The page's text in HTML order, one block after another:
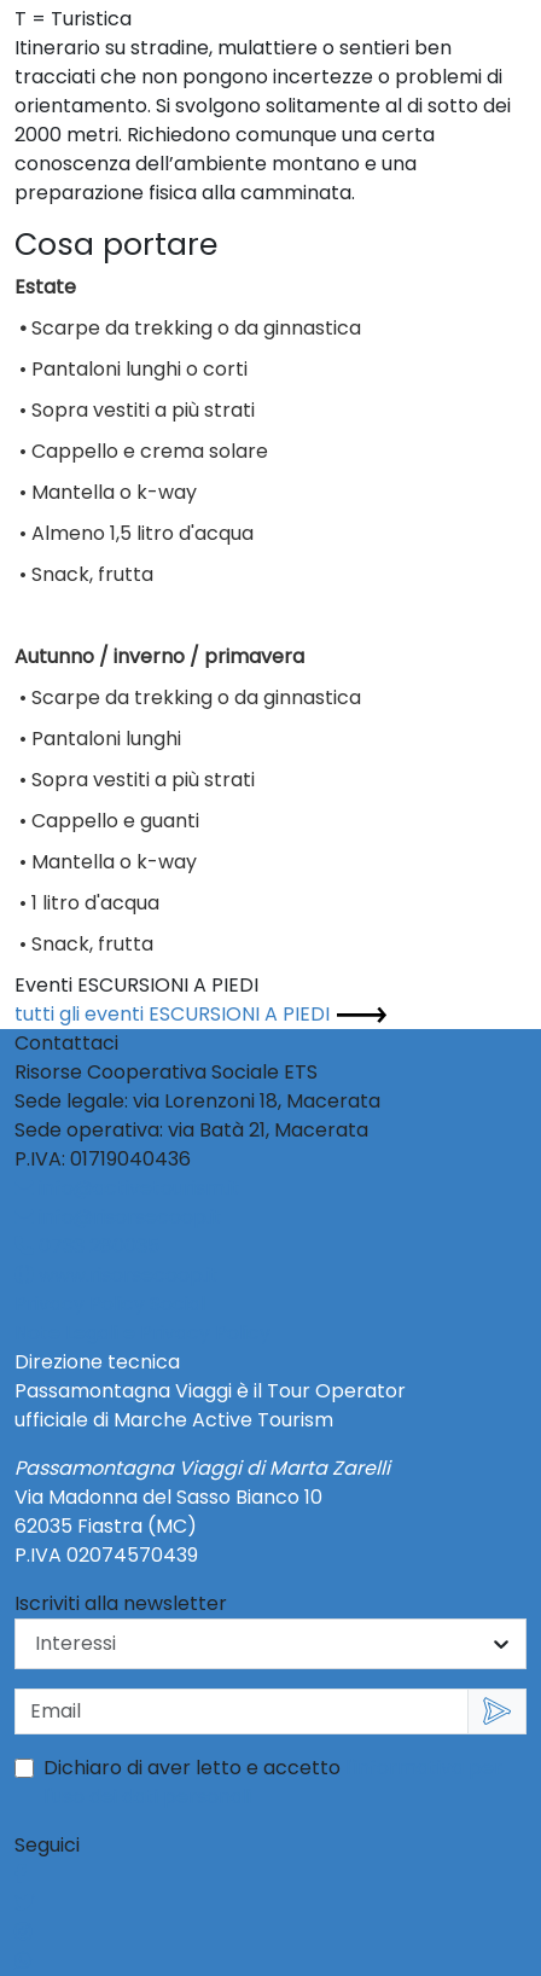
T = Turistica
Itinerario su stradine, mulattiere o sentieri ben
tracciati che non pongono incertezze o problemi di
orientamento. Si svolgono solitamente al di sotto dei
2000 metri. Richiedono comunque una certa
conoscenza dell’ambiente montano e una
preparazione fisica alla camminata.
Cosa portare
Estate
•Scarpe da trekking o da ginnastica
• Pantaloni lunghi o corti
• Sopra vestiti a più strati
• Cappello e crema solare
• Mantella o k-way
• Almeno 1,5 litro d'acqua
• Snack, frutta
Autunno / inverno / primavera
• Scarpe da trekking o da ginnastica
• Pantaloni lunghi
• Sopra vestiti a più strati
• Cappello e guanti
• Mantella o k-way
• 1 litro d'acqua
• Snack, frutta
Eventi ESCURSIONI A PIEDI
tutti gli eventi ESCURSIONI A PIEDI
Contattaci
Risorse Cooperativa Sociale ETS
Sede legale: via Lorenzoni 18, Macerata
Sede operativa: via Batà 21, Macerata
P.IVA: 01719040436
Direzione tecnica
Passamontagna Viaggi è il Tour Operator
ufficiale di Marche Active Tourism
Passamontagna Viaggi di Marta Zarelli
Via Madonna del Sasso Bianco 10
62035 Fiastra (MC)
P.IVA 02074570439
Iscriviti alla newsletter
Dichiaro di aver letto e accetto
Seguici